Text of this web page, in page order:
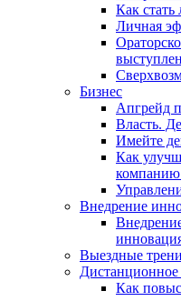
Как стать
Личная
Бизнес
Апгрейд
Власть.
Имейте
Как
компанию
Внедрение
Выездные
Дистанционное
Как